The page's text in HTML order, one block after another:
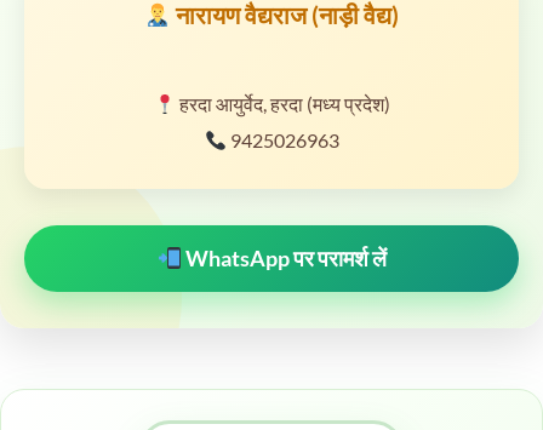
नारायण वैद्यराज (नाड़ी वैद्य)
हरदा आयुर्वेद, हरदा (मध्य प्रदेश)
9425026963
WhatsApp पर परामर्श लें